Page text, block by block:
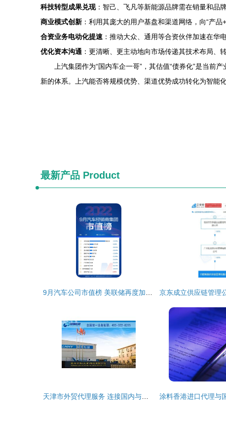
科技转型成果兑现：智己、飞凡等新能源品牌需在销量和品
商业模式创新 ：利用其庞大的用户基盘和渠道网络，向“产
合资业务电动化提速 ：推动大众、通用等合资伙伴加速在华
优化资本沟通 ：更清晰、更主动地向市场传递其技术布局、
上汽集团作为“国内车企一哥”，其估值“债券化”是当
新的体系。上汽能否将规模优势、渠道优势成功转化为智能
最新产品 Product